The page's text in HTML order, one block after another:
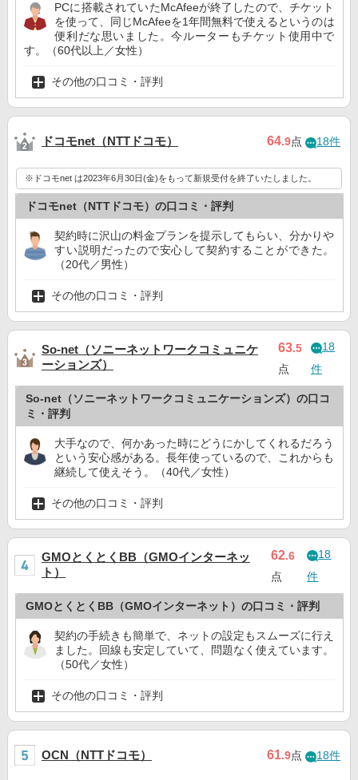
PCに搭載されていたMcAfeeが終了したので、チケット
を使って、同じMcAfeeを1年間無料で使えるというのは
便利だな思いました。今ルーターもチケット使用中で
す。（60代以上／女性）
その他の口コミ・評判
ドコモnet（NTTドコモ） 64.9点 18件
※ドコモnet は2023年6月30日(金)をもって新規受付を終了いたしました。
ドコモnet（NTTドコモ）の口コミ・評判
契約時に沢山の料金プランを提示してもらい、分かりや
すい説明だったので安心して契約することができた。
（20代／男性）
その他の口コミ・評判
So-net（ソニーネットワークコミュニケ
ーションズ）
63.5
点
18
件
So-net（ソニーネットワークコミュニケーションズ）の口コ
ミ・評判
大手なので、何かあった時にどうにかしてくれるだろう
という安心感がある。長年使っているので、これからも
継続して使えそう。（40代／女性）
その他の口コミ・評判
GMOとくとくBB（GMOインターネッ
ト）
62.6
点
18
件
GMOとくとくBB（GMOインターネット）の口コミ・評判
契約の手続きも簡単で、ネットの設定もスムーズに行え
ました。回線も安定していて、問題なく使えています。
（50代／女性）
その他の口コミ・評判
OCN（NTTドコモ） 61.9点 18件